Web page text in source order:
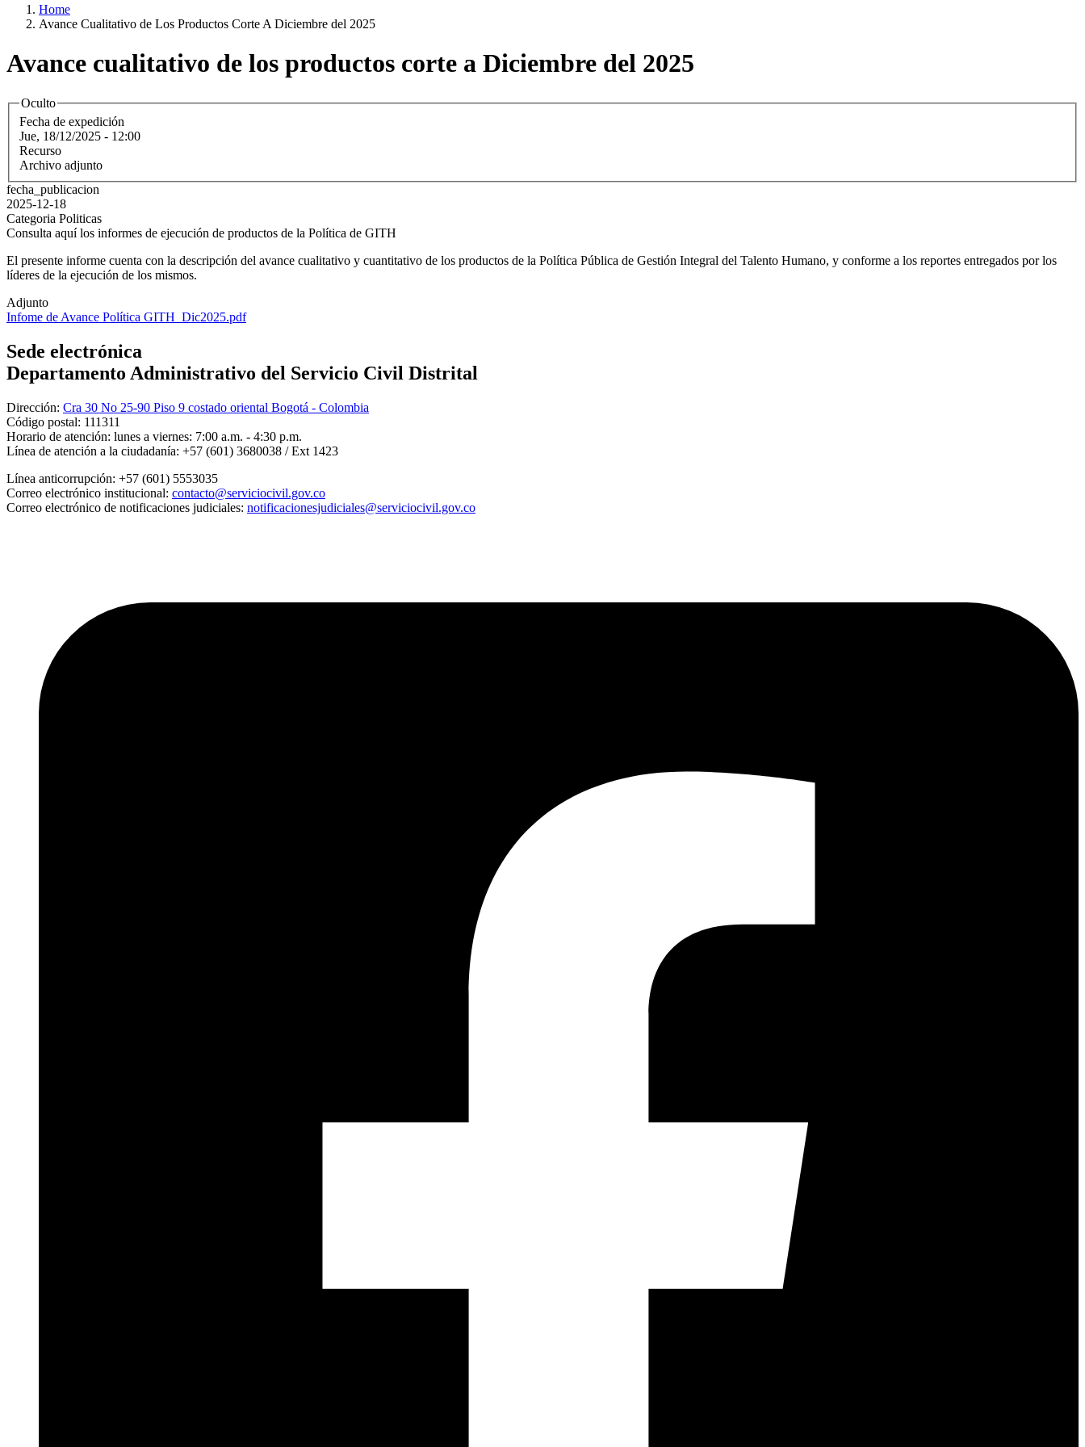
Home
Avance Cualitativo de Los Productos Corte A Diciembre del 2025
Avance cualitativo de los productos corte a Diciembre del 2025
Oculto
Fecha de expedición
Jue, 18/12/2025 - 12:00
Recurso
Archivo adjunto
fecha_publicacion
2025-12-18
Categoria Politicas
Consulta aquí los informes de ejecución de productos de la Política de GITH
El presente informe cuenta con la descripción del avance cualitativo y cuantitativo de los productos de la Política Pública de Gestión Integral del Talento Humano, y conforme a los reportes entregados por los
líderes de la ejecución de los mismos.
Adjunto
Infome de Avance Política GITH_Dic2025.pdf
Sede electrónica
Departamento Administrativo del Servicio Civil Distrital
Dirección: Cra 30 No 25-90 Piso 9 costado oriental Bogotá - Colombia
Código postal: 111311
Horario de atención: lunes a viernes: 7:00 a.m. - 4:30 p.m.
Línea de atención a la ciudadanía: +57 (601) 3680038 / Ext 1423
Línea anticorrupción: +57 (601) 5553035
Correo electrónico institucional: contacto@serviciocivil.gov.co
Correo electrónico de notificaciones judiciales: notificacionesjudiciales@serviciocivil.gov.co